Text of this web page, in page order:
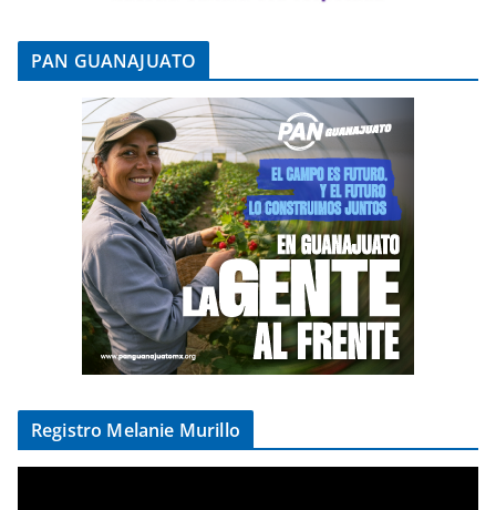
PAN GUANAJUATO
Registro Melanie Murillo